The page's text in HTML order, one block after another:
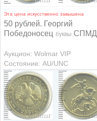
Эта цена искусственно завышена
50 рублей. Георгий
Победоносец буквы СПМД
Аукцион: Wolmar VIP
Состояние: AU/UNC